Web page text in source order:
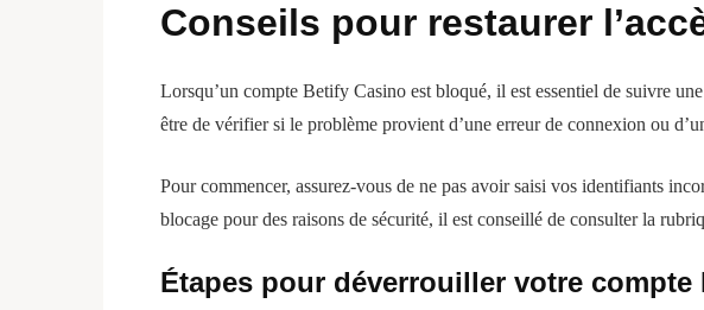
Conseils pour restaurer
Lorsqu’un compte Betify Casino est bloqué, il est essentiel de suivre
être de vérifier si le problème provient d’une erreur de connexion ou
Pour commencer, assurez-vous de ne pas avoir saisi vos identifiants
blocage pour des raisons de sécurité, il est conseillé de consulter la
Étapes pour déverrouiller votre compte